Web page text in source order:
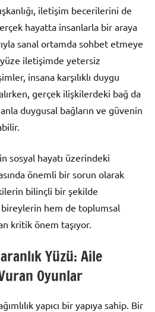
iletişim becerilerini de
hayatta insanlarla bir araya
sanal ortamda sohbet etmeye
iletişimde yetersiz
insana karşılıklı duygu
gerçek ilişkilerdeki bağ da
duygusal bağların ve güvenin
sosyal hayatı üzerindeki
önemli bir sorun olarak
bilinçli bir şekilde
hem de toplumsal
kritik önem taşıyor.
Yüzü: Aile
Oyunlar
yapıcı bir yapıya sahip. Bir